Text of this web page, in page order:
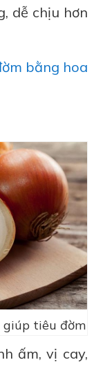
dễ chịu hơn
bằng hoa
tiêu đờm
ấm, vị cay,